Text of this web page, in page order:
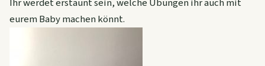
Ihr werdet erstaunt sein, welche Übungen ihr auch mit
eurem Baby machen könnt.